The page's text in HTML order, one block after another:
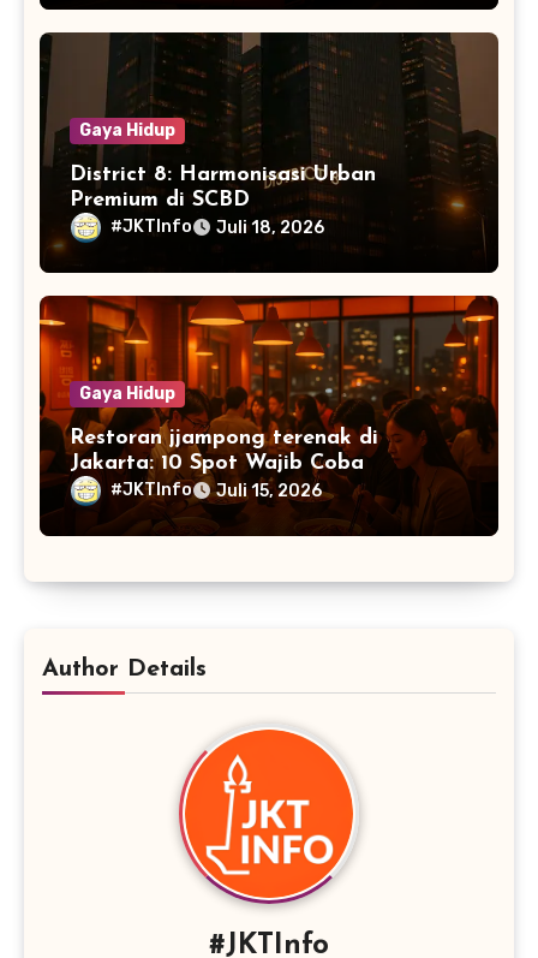
Gaya Hidup
District 8: Harmonisasi Urban
Premium di SCBD
#JKTInfo Juli 18, 2026
Gaya Hidup
Restoran jjampong terenak di
Jakarta: 10 Spot Wajib Coba
#JKTInfo Juli 15, 2026
Author Details
#JKTInfo